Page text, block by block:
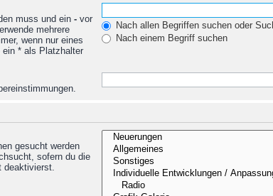
muss und ein - vor
mehrere
wenn nur eines
ein * als Platzhalter
Nach allen Begriffen suchen oder
Nach einem Begriff suchen
gesucht werden
sofern du die
deaktivierst.